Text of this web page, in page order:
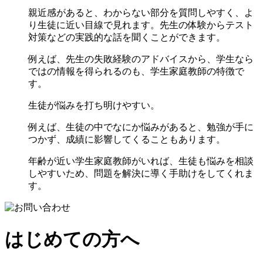
親近感があると、わからない部分を質問しやすく、よ
り生徒に近い目線で見れます。先生の体験からテスト
対策などの実践的な話を聞くことができます。
例えば、先生の失敗経験のアドバイスから、学生なら
ではの情報を得られるのも、学生家庭教師の特徴で
す。
生徒が悩みを打ち明けやすい。
例えば、生徒の中でなにか悩みがあると、勉強が手に
つかず、成績に影響してくることもあります。
年齢が近い学生家庭教師がいれば、生徒も悩みを相談
しやすいため、問題を解決に導く手助けをしてくれま
す。
はじめての方へ